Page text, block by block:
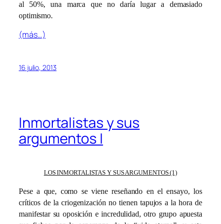
al 50%, una marca que no daría lugar a demasiado
optimismo.
(más…)
16 julio, 2013
Inmortalistas y sus
argumentos I
LOS INMORTALISTAS Y SUS ARGUMENTOS (1)
Pese a que, como se viene reseñando en el ensayo, los
críticos de la criogenización no tienen tapujos a la hora de
manifestar su oposición e incredulidad, otro grupo apuesta